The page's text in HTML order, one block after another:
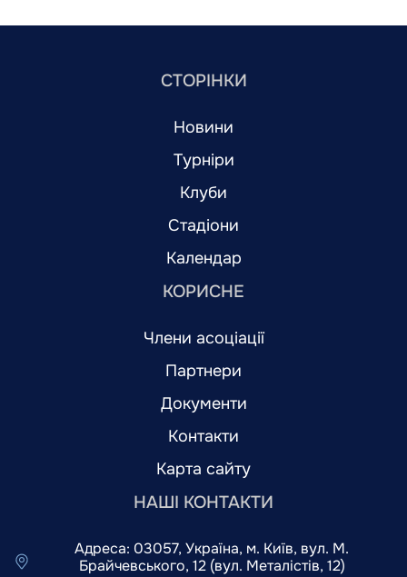
СТОРІНКИ
Новини
Турніри
Клуби
Стадіони
Календар
КОРИСНЕ
Члени асоціації
Партнери
Документи
Контакти
Карта сайту
НАШІ КОНТАКТИ
Адреса: 03057, Україна, м. Київ, вул. М.
Брайчевського, 12 (вул. Металістів, 12)